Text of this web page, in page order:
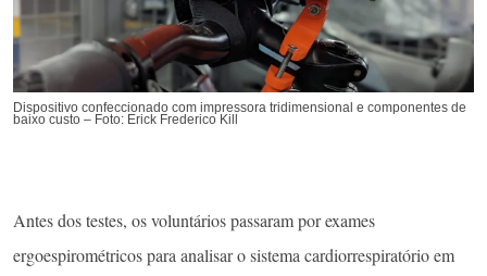
Dispositivo confeccionado com impressora tridimensional e componentes de
baixo custo – Foto: Erick Frederico Kill
Antes dos testes, os voluntários passaram por exames
ergoespirométricos para analisar o sistema cardiorrespiratório em